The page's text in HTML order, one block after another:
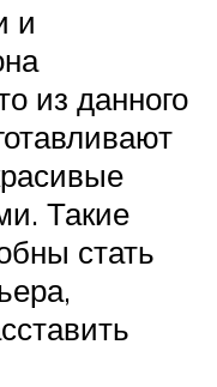
и
из данного
Такие
стать